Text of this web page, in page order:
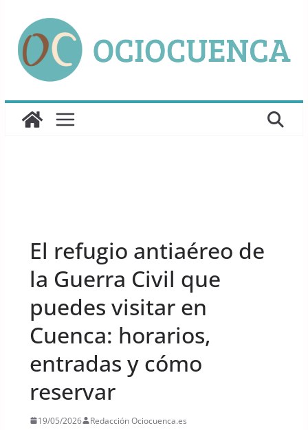
contenido
El refugio antiaéreo de
la Guerra Civil que
puedes visitar en
Cuenca: horarios,
entradas y cómo
reservar
19/05/2026 Redacción Ociocuenca.es